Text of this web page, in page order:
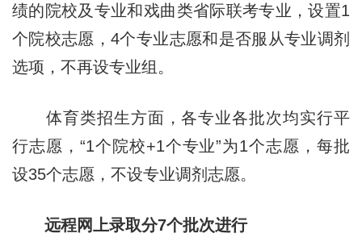
绩的院校及专业和戏曲类省际联考专业，设置1
个院校志愿，4个专业志愿和是否服从专业调剂
选项，不再设专业组。
体育类招生方面，各专业各批次均实行平
行志愿，“1个院校+1个专业”为1个志愿，每批
设35个志愿，不设专业调剂志愿。
远程网上录取分7个批次进行